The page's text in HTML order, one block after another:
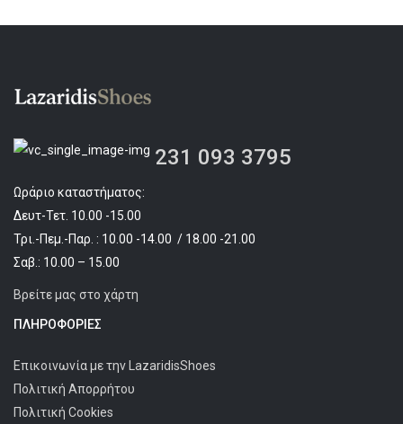
231 093 3795
Ωράριο καταστήματος:
Δευτ-Τετ. 10.00 -15.00
Τρι.-Πεμ.-Παρ. : 10.00 -14.00 / 18.00 -21.00
Σαβ.: 10.00 – 15.00
Βρείτε μας στο χάρτη
ΠΛΗΡΟΦΟΡΊΕΣ
Επικοινωνία με την LazaridisShoes
Πολιτική Απορρήτου
Πολιτική Cookies